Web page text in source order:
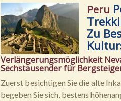
Peru
Zu
Verlängerungsmöglichkeit
Sechstausender für
Zuerst besichtigen Sie die alte
begeben Sie sich, bestens